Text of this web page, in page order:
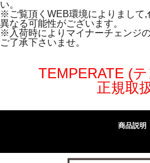
い。
※ご覧頂くWEB環境によりまして,
異なる可能性がございます。
※入荷時によりマイナーチェンジ
ご了承下さいませ。
TEMPERATE (
正規取
商品説明